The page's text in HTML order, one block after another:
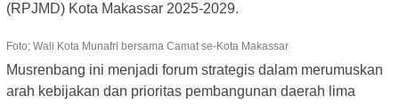
(RPJMD) Kota Makassar 2025-2029.
Foto; Wali Kota Munafri bersama Camat se-Kota Makassar
Musrenbang ini menjadi forum strategis dalam merumuskan
arah kebijakan dan prioritas pembangunan daerah lima